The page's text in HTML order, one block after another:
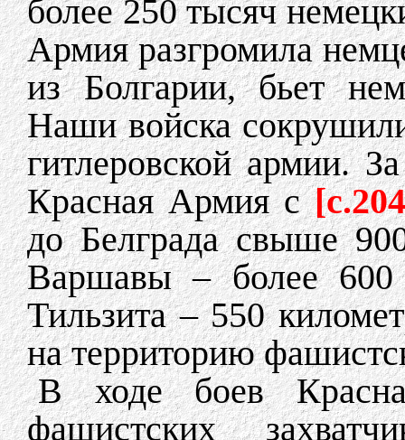
более 250 тысяч
Армия разгромила
из Болгарии, бьет
Наши войска
гитлеровской армии.
Красная Армия с
до Белграда свыше
Варшавы – более 600
Тильзита – 550
на территорию
В ходе боев
фашистских